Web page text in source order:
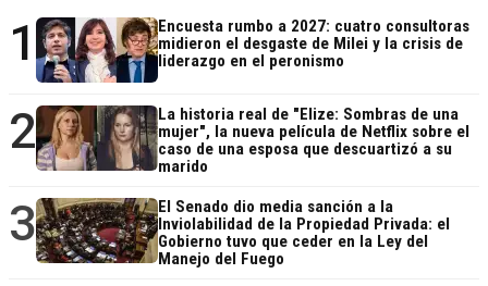
1
Encuesta rumbo a 2027: cuatro consultoras
midieron el desgaste de Milei y la crisis de
liderazgo en el peronismo
2
La historia real de "Elize: Sombras de una
mujer", la nueva película de Netflix sobre el
caso de una esposa que descuartizó a su
marido
3
El Senado dio media sanción a la
Inviolabilidad de la Propiedad Privada: el
Gobierno tuvo que ceder en la Ley del
Manejo del Fuego